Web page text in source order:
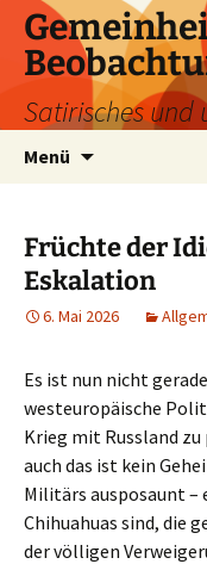
Zum
Inhalt
springen
Satirisches und
Menü
Früchte der
Eskalation
6. Mai 2026
Es ist nun nicht
westeuropäische
Krieg mit Russland
auch das ist kein
Militärs ausposaunt –
Chihuahuas sind, die
der völligen